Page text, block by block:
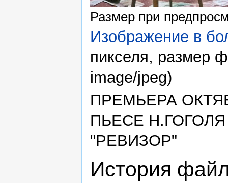
Размер при
Изображение в
пикселя, размер
image/jpeg)
ПРЕМЬЕРА
ПЬЕСЕ
"РЕВИЗОР"
История